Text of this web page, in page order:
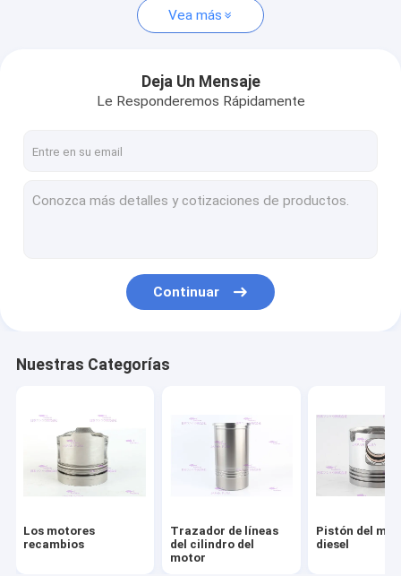
Trazador de líneas del cilindro del motor
Pistón del motor diesel
Equipo de la junta del motor
Reemplazo del disco de embrague
Inyector de combustible diesel
Bomba del extractor del aceite
Vea más
Deja Un Mensaje
Le Responderemos Rápidamente
Continuar
Nuestras Categorías
Los motores
recambios
Trazador de líneas
del cilindro del
motor
Pistón del
diesel